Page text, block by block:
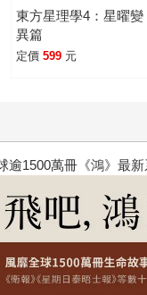
東方星理學4：星曜變
異篇
定價 599 元